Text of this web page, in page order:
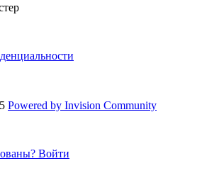
Powered by Invision Community
Войти